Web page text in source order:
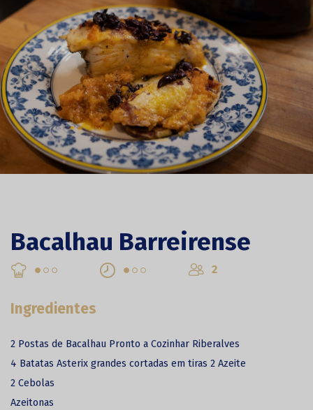
Bacalhau Barreirense
2
Ingredientes
2 Postas de Bacalhau Pronto a Cozinhar Riberalves
4 Batatas Asterix grandes cortadas em tiras 2 Azeite
2 Cebolas
Azeitonas